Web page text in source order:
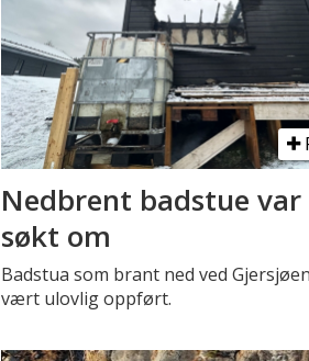
Nedbrent badstue var
søkt om
Badstua som brant ned ved
vært ulovlig oppført.